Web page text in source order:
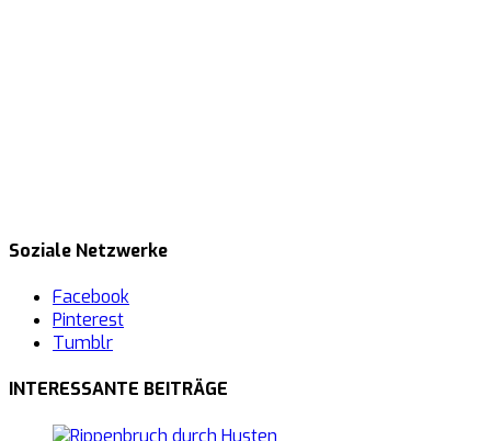
Soziale Netzwerke
Facebook
Pinterest
Tumblr
INTERESSANTE BEITRÄGE